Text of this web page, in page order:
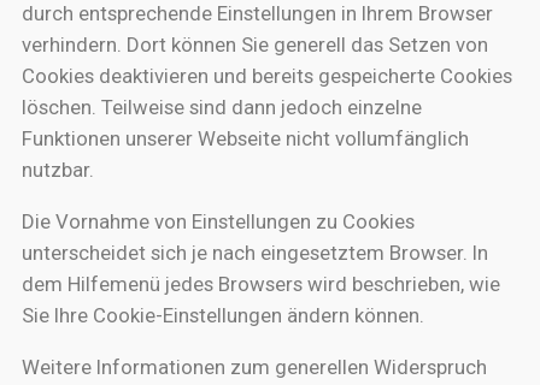
durch entsprechende Einstellungen in Ihrem Browser
verhindern. Dort können Sie generell das Setzen von
Cookies deaktivieren und bereits gespeicherte Cookies
löschen. Teilweise sind dann jedoch einzelne
Funktionen unserer Webseite nicht vollumfänglich
nutzbar.
Die Vornahme von Einstellungen zu Cookies
unterscheidet sich je nach eingesetztem Browser. In
dem Hilfemenü jedes Browsers wird beschrieben, wie
Sie Ihre Cookie-Einstellungen ändern können.
Weitere Informationen zum generellen Widerspruch